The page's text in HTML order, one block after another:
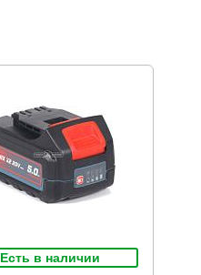
Есть в наличии